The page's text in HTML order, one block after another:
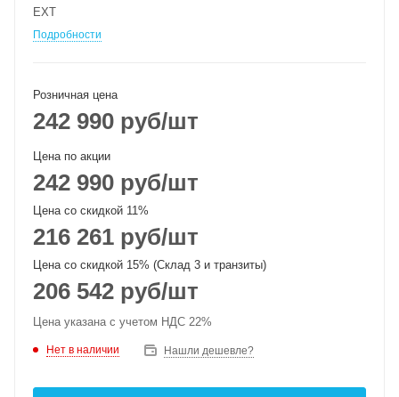
EXT
Подробности
Розничная цена
242 990 руб/шт
Цена по акции
242 990 руб/шт
Цена со скидкой 11%
216 261 руб/шт
Цена со скидкой 15% (Склад 3 и транзиты)
206 542 руб/шт
Цена указана с учетом НДС 22%
Нет в наличии Нашли дешевле?